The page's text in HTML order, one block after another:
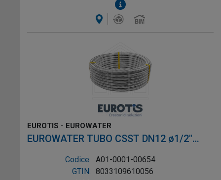
EUROTIS - EUROWATER
EUROWATER TUBO CSST DN12 ø1/2"
L.50m AISI304 W-1P
Codice: A01-0001-00654
GTIN: 8033109610056